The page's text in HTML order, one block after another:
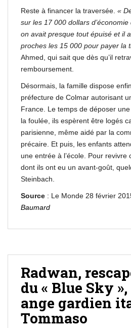
Reste à financer la traversée. «
sur les 17 000 dollars
on avait presque tout épuisé et il
proches les 15 000 pour payer la
Ahmed, qui sait que dès qu’il
remboursement.
Désormais, la famille dispose
préfecture de Colmar autorisant
France. Le temps de déposer
la foulée, ils espèrent être logés
parisienne, même aidé par la
précaire. Et puis, les enfants
une entrée à l’école. Pour revivre
dont ils ont eu un avant-goût,
Steinbach.
Source : Le Monde 28 février
Baumard
Radwan,
du « Blue Sky
ange gardien
Tommaso